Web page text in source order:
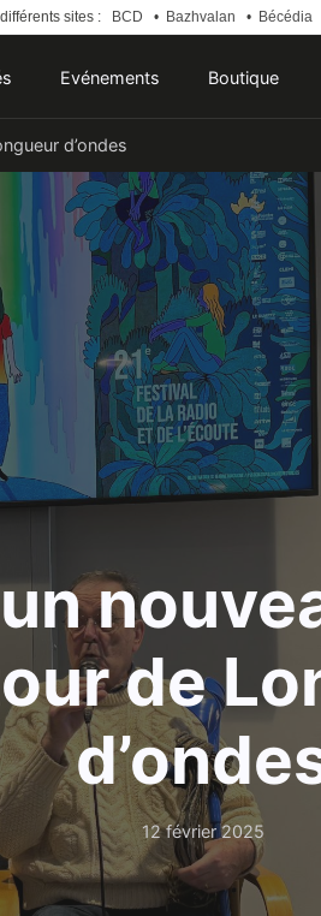
sites : BCD • Bazhvalan • Bécédia
Evénements Boutique
d’ondes
de
12 février 2025